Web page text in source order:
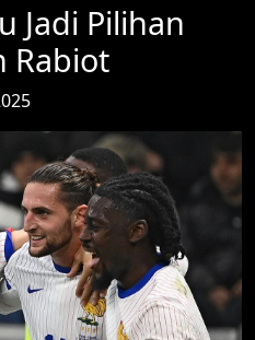
Jadi Pilihan
Rabiot